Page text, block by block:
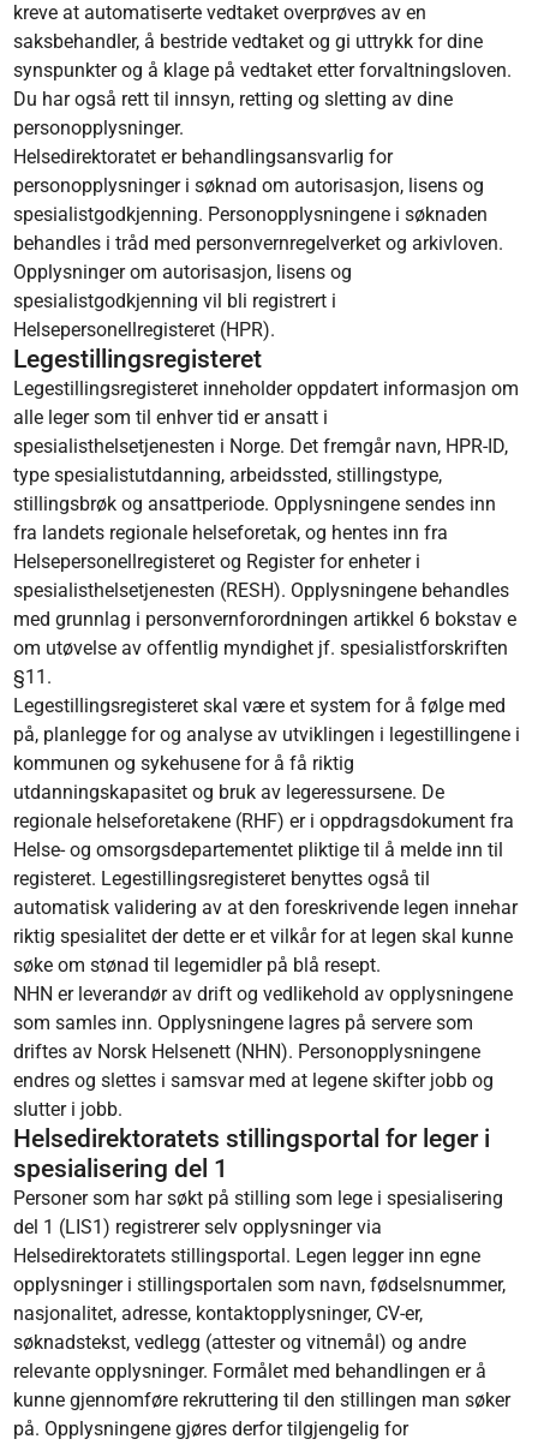
kreve at automatiserte vedtaket overprøves av en
saksbehandler, å bestride vedtaket og gi uttrykk for dine
synspunkter og å klage på vedtaket etter forvaltningsloven.
Du har også rett til innsyn, retting og sletting av dine
personopplysninger.
Helsedirektoratet er behandlingsansvarlig for
personopplysninger i søknad om autorisasjon, lisens og
spesialistgodkjenning. Personopplysningene i søknaden
behandles i tråd med personvernregelverket og arkivloven.
Opplysninger om autorisasjon, lisens og
spesialistgodkjenning vil bli registrert i
Helsepersonellregisteret (HPR).
Legestillingsregisteret
Legestillingsregisteret inneholder oppdatert informasjon om
alle leger som til enhver tid er ansatt i
spesialisthelsetjenesten i Norge. Det fremgår navn, HPR-ID,
type spesialistutdanning, arbeidssted, stillingstype,
stillingsbrøk og ansattperiode. Opplysningene sendes inn
fra landets regionale helseforetak, og hentes inn fra
Helsepersonellregisteret og Register for enheter i
spesialisthelsetjenesten (RESH). Opplysningene behandles
med grunnlag i personvernforordningen artikkel 6 bokstav e
om utøvelse av offentlig myndighet jf. spesialistforskriften
§11.
Legestillingsregisteret skal være et system for å følge med
på, planlegge for og analyse av utviklingen i legestillingene i
kommunen og sykehusene for å få riktig
utdanningskapasitet og bruk av legeressursene. De
regionale helseforetakene (RHF) er i oppdragsdokument fra
Helse- og omsorgsdepartementet pliktige til å melde inn til
registeret. Legestillingsregisteret benyttes også til
automatisk validering av at den foreskrivende legen innehar
riktig spesialitet der dette er et vilkår for at legen skal kunne
søke om stønad til legemidler på blå resept.
NHN er leverandør av drift og vedlikehold av opplysningene
som samles inn. Opplysningene lagres på servere som
driftes av Norsk Helsenett (NHN). Personopplysningene
endres og slettes i samsvar med at legene skifter jobb og
slutter i jobb.
Helsedirektoratets stillingsportal for leger i
spesialisering del 1
Personer som har søkt på stilling som lege i spesialisering
del 1 (LIS1) registrerer selv opplysninger via
Helsedirektoratets stillingsportal. Legen legger inn egne
opplysninger i stillingsportalen som navn, fødselsnummer,
nasjonalitet, adresse, kontaktopplysninger, CV-er,
søknadstekst, vedlegg (attester og vitnemål) og andre
relevante opplysninger. Formålet med behandlingen er å
kunne gjennomføre rekruttering til den stillingen man søker
på. Opplysningene gjøres derfor tilgjengelig for